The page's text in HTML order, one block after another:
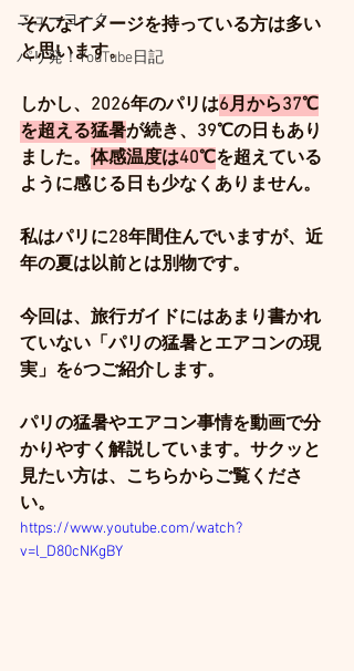
ニューヨーク
パリ発！YouTube日記
そんなイメージを持っている方は多い
と思います。
しかし、2026年のパリは6月から37℃
を超える猛暑が続き、39℃の日もあり
ました。 体感温度は40℃を超えている
ように感じる日も少なくありません。
私はパリに28年間住んでいますが、近
年の夏は以前とは別物です。
今回は、旅行ガイドにはあまり書かれ
ていない「パリの猛暑とエアコンの現
実」を6つご紹介します。
パリの猛暑やエアコン事情を動画で分
かりやすく解説しています。サクッと
見たい方は、こちらからご覧くださ
い。
https://www.youtube.com/watch?
v=l_D80cNKgBY